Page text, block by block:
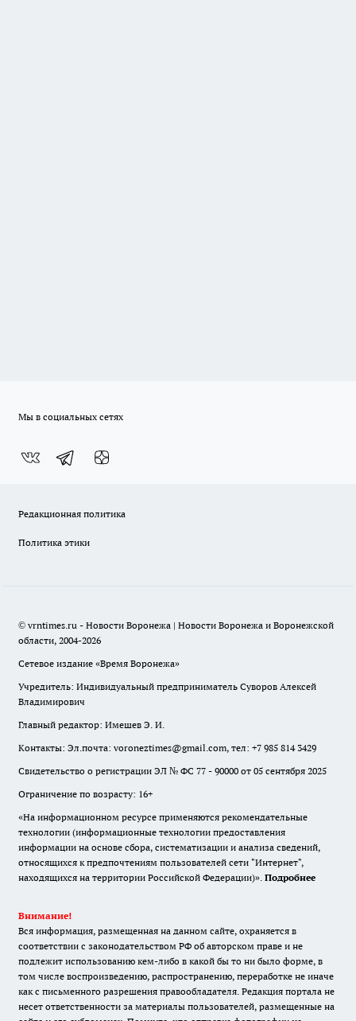
Мы в социальных сетях
Редакционная политика
Политика этики
© vrntimes.ru - Новости Воронежа | Новости Воронежа и Воронежской
области, 2004-2026
Сетевое издание «Время Воронежа»
Учредитель: Индивидуальный предприниматель Суворов Алексей
Владимирович
Главный редактор: Имешев Э. И.
Контакты: Эл.почта: voroneztimes@gmail.com, тел: +7 985 814 3429
Свидетельство о регистрации ЭЛ № ФС 77 - 90000 от 05 сентября 2025
Ограничение по возрасту: 16+
«На информационном ресурсе применяются рекомендательные
технологии (информационные технологии предоставления
информации на основе сбора, систематизации и анализа сведений,
относящихся к предпочтениям пользователей сети "Интернет",
находящихся на территории Российской Федерации)». Подробнее
Внимание!
Вся информация, размещенная на данном сайте, охраняется в
соответствии с законодательством РФ об авторском праве и не
подлежит использованию кем-либо в какой бы то ни было форме, в
том числе воспроизведению, распространению, переработке не иначе
как с письменного разрешения правообладателя. Редакция портала не
несет ответственности за материалы пользователей, размещенные на